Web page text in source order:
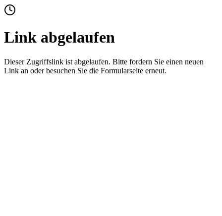
Link abgelaufen
Dieser Zugriffslink ist abgelaufen. Bitte fordern Sie einen neuen
Link an oder besuchen Sie die Formularseite erneut.